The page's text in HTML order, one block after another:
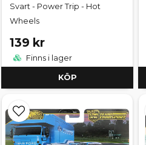
Svart - Power Trip - Hot
Wheels
139 kr
Finns i lager
KÖP